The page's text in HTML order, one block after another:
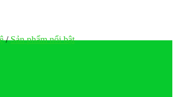
/Sản phẩm nổi bật